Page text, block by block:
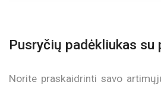
Pusryčių padėkliukas su
Norite praskaidrinti savo